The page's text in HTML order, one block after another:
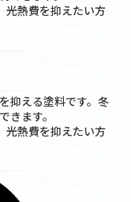
光熱費を抑えたい方
抑える塗料です。冬
きます。
光熱費を抑えたい方